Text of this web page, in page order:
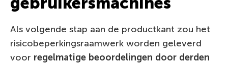
Als volgende stap aan de productkant zou het
risicobeperkingsraamwerk worden geleverd
voor regelmatige beoordelingen door derden